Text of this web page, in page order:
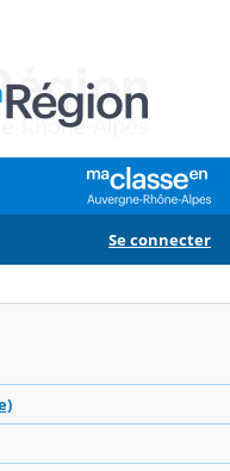
Se connecter